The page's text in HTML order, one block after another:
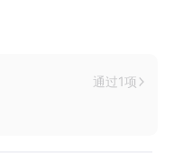
通过1项